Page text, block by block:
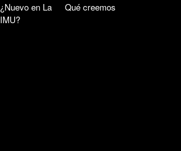
¿Nuevo en La
IMU?
Qué creemos